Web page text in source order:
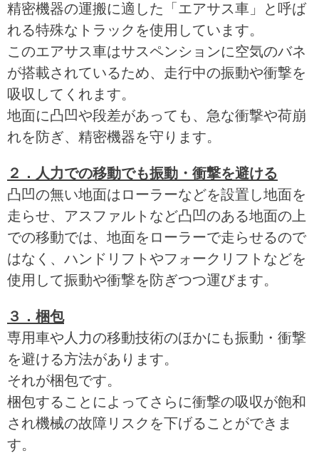
精密機器の運搬に適した「エアサス車」と呼ば
れる特殊なトラックを使用しています。
このエアサス車はサスペンションに空気のバネ
が搭載されているため、走行中の振動や衝撃を
吸収してくれます。
地面に凸凹や段差があっても、急な衝撃や荷崩
れを防ぎ、精密機器を守ります。
２．人力での移動でも振動・衝撃を避ける
凸凹の無い地面はローラーなどを設置し地面を
走らせ、アスファルトなど凸凹のある地面の上
での移動では、地面をローラーで走らせるので
はなく、ハンドリフトやフォークリフトなどを
使用して振動や衝撃を防ぎつつ運びます。
３．梱包
専用車や人力の移動技術のほかにも振動・衝撃
を避ける方法があります。
それが梱包です。
梱包することによってさらに衝撃の吸収が飽和
され機械の故障リスクを下げることができま
す。